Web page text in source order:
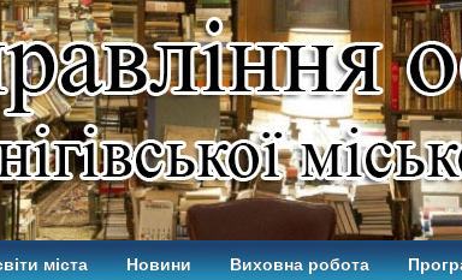
міста Новини Виховна робота